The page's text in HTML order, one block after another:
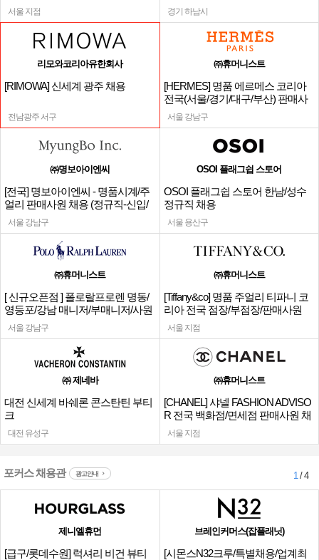
서울 지점 경기 하남시
리모와코리아유한회사
[RIMOWA] 신세계 광주 채용
전남광주 서구
㈜휴머니스트
[HERMES] 명품 에르메스 코리아
전국(서울/경기/대구/부산) 판매사
원
서울 강남구
㈜명보아이엔씨
[전국] 명보아이엔씨 - 명품시계/주
얼리 판매사원 채용 (정규직-신입/
경력)
서울 강남구
OSOI 플래그쉽 스토어
OSOI 플래그쉽 스토어 한남/성수
정규직 채용
서울 용산구
㈜휴머니스트
[ 신규오픈점 ] 폴로랄프로렌 명동/
영등포/강남 매니저/부매니저/사원
서울 강남구
㈜휴머니스트
[Tiffany&co] 명품 주얼리 티파니 코
리아 전국 점장/부점장/판매사원
서울 지점
㈜ 제네바
대전 신세계 바쉐론 콘스탄틴 부티
크
대전 유성구
㈜휴머니스트
[CHANEL] 샤넬 FASHION ADVISO
R 전국 백화점/면세점 판매사원 채
용
서울 지점
포커스 채용관 광고안내 1/ 4
제니엘휴먼
[급구/롯데수원] 럭셔리 비건 뷰티
브레인커머스(잡플래닛)
[시몬스N32크루/특별채용/업계최